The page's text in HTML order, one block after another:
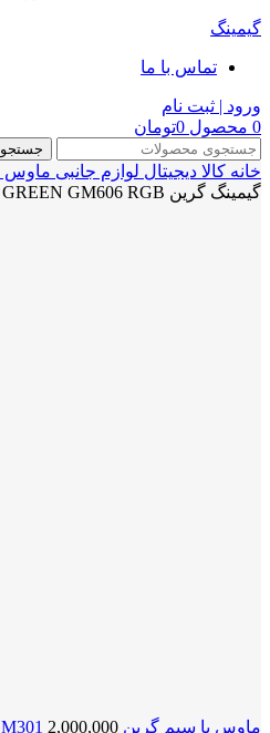
گیمینگ
تماس با ما
ورود | ثبت نام
0 محصول 0تومان
جستجو
خانه کالا دیجیتال لوازم جانبی ماوس
گیمینگ گرین GAMING MOUSE GREEN GM606 RGB
ماوس با سیم گرین MOUSE GREEN GM301 2,000,000